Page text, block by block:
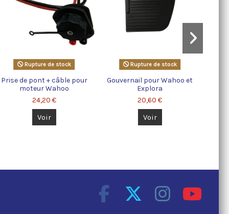
Rupture de stock
Prise de pont + câble pour
moteur Wahoo
24,20 €
Voir
Rupture de stock
Gouvernail pour Wahoo et
Explora
20,60 €
Voir